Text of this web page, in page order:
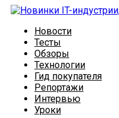
Новости
Тесты
Обзоры
Технологии
Гид покупателя
Репортажи
Интервью
Уроки